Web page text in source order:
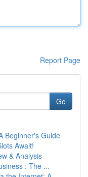
Report Page
Go
Beginner's Guide
Await!
& Analysis
: The ...